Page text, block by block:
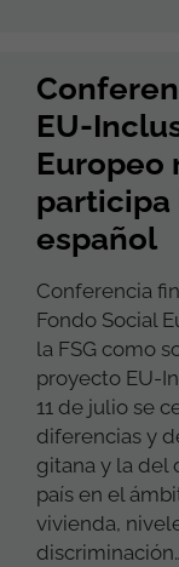
EU-
Europeo
participa
español
Conferencia
Fondo Social
la FSG como
proyecto EU-
11 de julio se
diferencias y
gitana y la del
país en el
vivienda,